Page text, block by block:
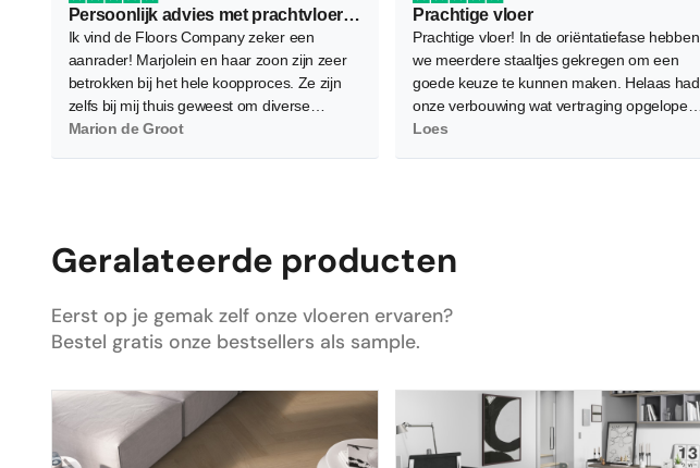
Persoonlijk advies met prachtvloer als resultaat
Ik vind de Floors Company zeker een
aanrader! Marjolein en haar zoon zijn zeer
betrokken bij het hele koopproces. Ze zijn
zelfs bij mij thuis geweest om diverse
vloeren te demonstreren waarbij ze flink wat
belangrijkste, ben ik super tevreden en blij
met de nieuwe PVC vloer! Hij is heel netjes
ons huis. Dus ik zou de volgende keer zeker
weer mijn vloer bestellen via Floors
Company.
Marion de Groot
Prachtige vloer
Prachtige vloer! In de oriëntatiefase hebben
we meerdere staaltjes gekregen om een
goede keuze te kunnen maken. Helaas had
onze verbouwing wat vertraging opgelopen
waardoor de legafspraak verplaatst moest
Loes
Geralateerde producten
Eerst op je gemak zelf onze vloeren ervaren?
Bestel gratis onze bestsellers als sample.